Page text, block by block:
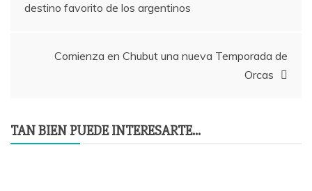
de
entradas
destino favorito de los argentinos
Comienza en Chubut una nueva Temporada de
Orcas
TAN BIEN PUEDE INTERESARTE...